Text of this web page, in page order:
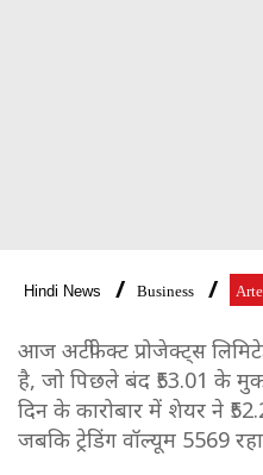
Hindi News Business
आज अर्टीफेक्ट प्रोजेक्ट्स
है, जो पिछले बंद ₹53.01 के
दिन के कारोबार में शेयर ने
जबकि ट्रेडिंग वॉल्यूम 5569